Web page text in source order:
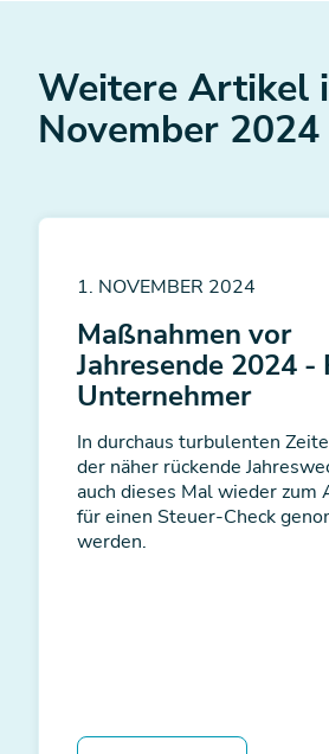
Weitere Artikel
November 2024
1. NOVEMBER 2024
Maßnahmen vor
Jahresende 2024 -
Unternehmer
In durchaus turbulenten
der näher rückende
auch dieses Mal wieder zum
für einen Steuer-Check
werden.